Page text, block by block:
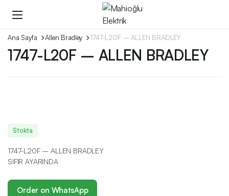
Ana Sayfa Allen Bradley 1747-L20F – ALLEN BRADLEY
1747-L20F – ALLEN BRADLEY
Stokta
1747-L20F – ALLEN BRADLEY
SIFIR AYARINDA
Order on WhatsApp